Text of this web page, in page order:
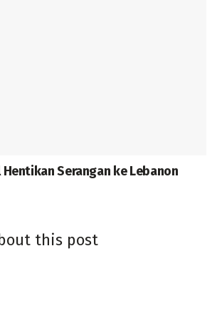
Hentikan Serangan ke Lebanon
this post